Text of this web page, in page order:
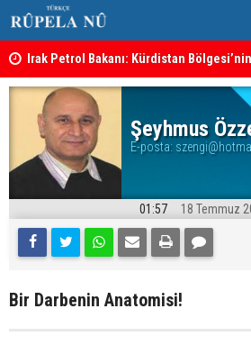
Irak Petrol Bakanı: Kürdistan
Süleymaniye’de Komele karargahına
Şeyhmus
E-posta:
01:57 18 Temmuz
Bir Darbenin Anatomisi!